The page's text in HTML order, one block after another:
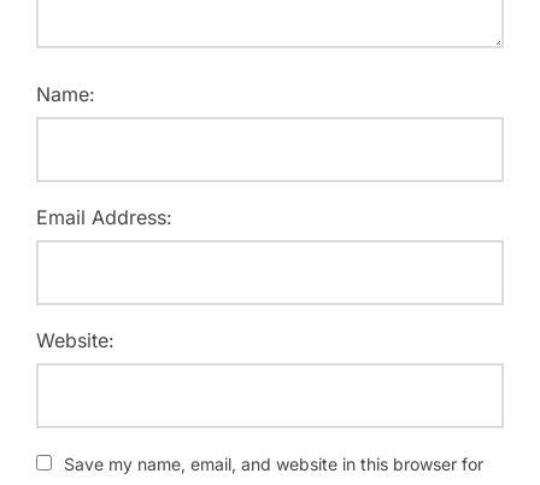
Name:
Email Address:
Website:
Save my name, email, and website in this browser for